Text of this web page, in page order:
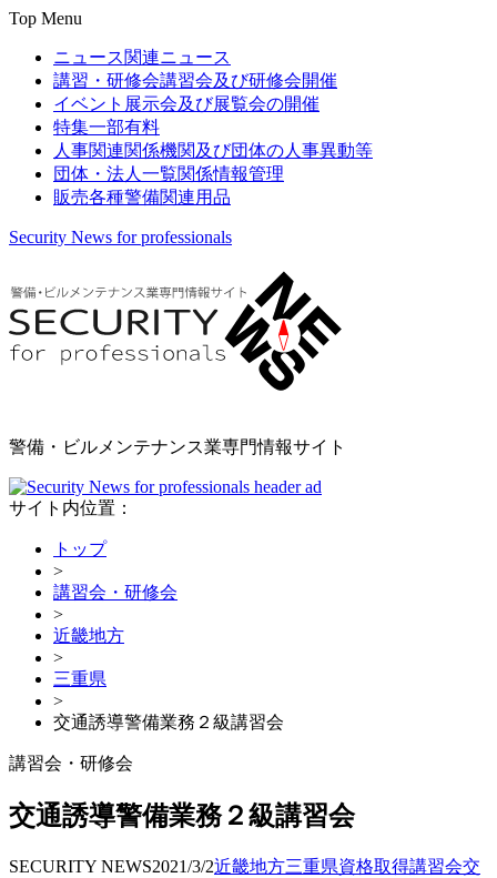
Top Menu
ニュース関連ニュース
講習・研修会講習会及び研修会開催
イベント 展示会及び展覧会の開催
特集一部有料
人事関連関係機関及び団体の人事異動等
団体・法人一覧関係情報管理
販売各種警備関連用品
Security News for professionals
警備・ビルメンテナンス業専門情報サイト
サイト内位置：
トップ
>
講習会・研修会
>
近畿地方
>
三重県
>
交通誘導警備業務２級講習会
講習会・研修会
交通誘導警備業務２級講習会
SECURITY NEWS2021/3/2近畿地方三重県資格取得講習会交